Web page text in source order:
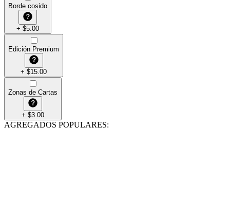
Borde cosido
+ $5.00
Edición Premium
+ $15.00
Zonas de Cartas
+ $3.00
AGREGADOS POPULARES: